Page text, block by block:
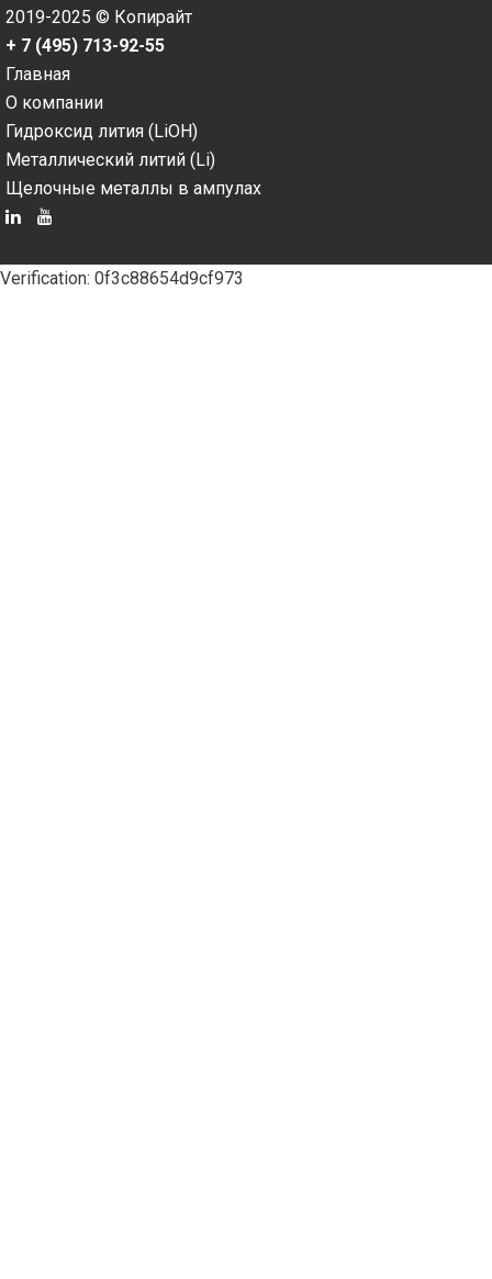
2019-2025 © Копирайт
+ 7 (495) 713-92-55
Главная
О компании
Гидроксид лития (LiOH)
Металлический литий (Li)
Щелочные металлы в ампулах
Verification: 0f3c88654d9cf973